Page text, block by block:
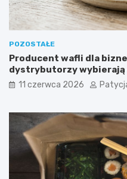
POZOSTAŁE
Producent wafli dla
dystrybutorzy wybierają
11 czerwca 2026